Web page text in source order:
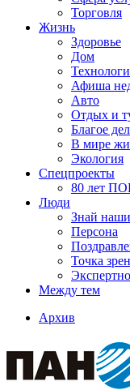
Торговля
Жизнь
Здоровье
Дом
Афиша
Авто
Отдых и
Благое
В мире
Экология
Спецпроекты
80 лет
Люди
Знай
Персона
Точка
Между тем
Архив